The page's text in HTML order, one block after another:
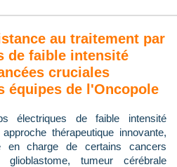
au traitement par
de faible intensité
cruciales
équipes de l'Oncopole
électriques de faible intensité
thérapeutique innovante,
en charge de certains cancers
tumeur cérébrale